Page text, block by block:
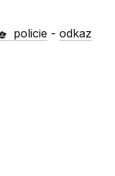
policie -odkaz